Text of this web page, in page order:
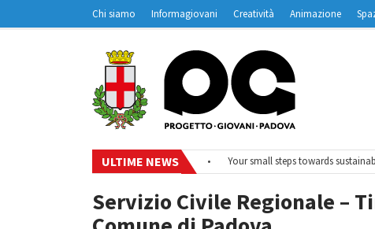
Chi siamo Informagiovani Creatività Animazione
Contatti
Padovanet
ULTIME NEWS
#EurodeskOnAir – Ciclo di webinar • Your small steps towards sustainability
Servizio Civile Regionale –